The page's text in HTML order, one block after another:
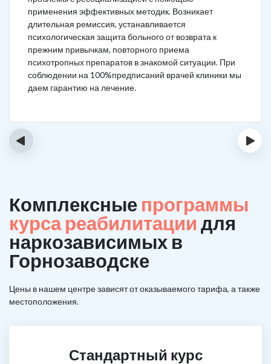
применения эффективных методик. Возникает
длительная ремиссия, устанавливается
психологическая защита больного от возврата к
прежним привычкам, повторного приема
психотропных препаратов в знакомой ситуации. При
соблюдении на 100%предписаний врачей клиники мы
даем гарантию на лечение.
‹ ›
Комплексные программы
курса реабилитации для
наркозависимых в
Горнозаводске
Цены в нашем центре зависят от оказываемого тарифа, а также
местоположения.
Стандартный курс